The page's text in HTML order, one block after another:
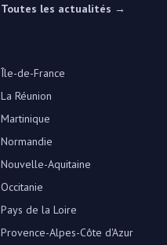
Toutes les actualités →
Île-de-France
La Réunion
Martinique
Normandie
Nouvelle-Aquitaine
Occitanie
Pays de la Loire
Provence-Alpes-Côte d'Azur